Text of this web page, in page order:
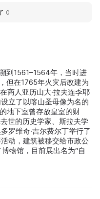
到1561–1564年，当时进
但在1765年火灾后改建为
商人亚历山大·拉夫连季耶
立了以喀山圣母像为名的
地下室曾存放皇室的财
世的历史学家、斯拉夫学
罗维奇·吉尔费尔丁举行了
动，建筑被移交给市政公
物馆，目前展出名为“自
0